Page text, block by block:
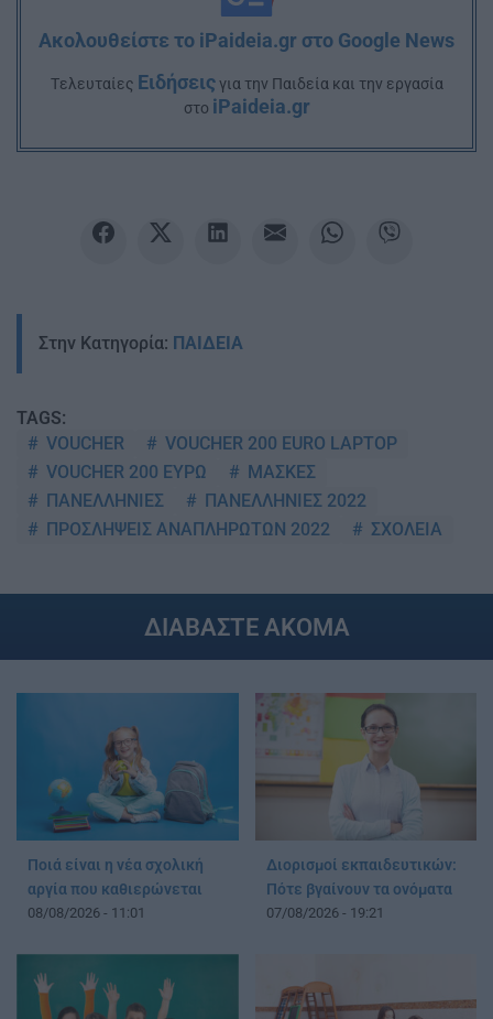
Ακολουθείστε το iPaideia.gr στο Google News
Tελευταίες Ειδήσειςγια την Παιδεία και την εργασία
στο iPaideia.gr
Στην Κατηγορία: ΠΑΙΔΕΙΑ
TAGS:
VOUCHER
VOUCHER 200 EURO LAPTOP
VOUCHER 200 ΕΥΡΩ
ΜΑΣΚΕΣ
ΠΑΝΕΛΛΗΝΙΕΣ
ΠΑΝΕΛΛΗΝΙΕΣ 2022
ΠΡΟΣΛΗΨΕΙΣ ΑΝΑΠΛΗΡΩΤΩΝ 2022
ΣΧΟΛΕΙΑ
ΔΙΑΒΑΣΤΕ ΑΚΟΜΑ
Ποιά είναι η νέα σχολική
αργία που καθιερώνεται
08/08/2026 - 11:01
Διορισμοί εκπαιδευτικών:
Πότε βγαίνουν τα ονόματα
07/08/2026 - 19:21